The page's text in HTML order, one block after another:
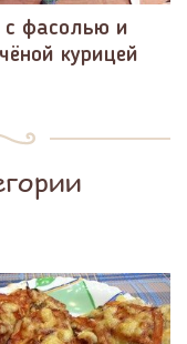
с фасолью и
курицей